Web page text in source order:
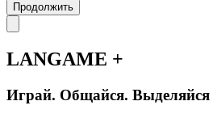
Продолжить
LANGAME +
Играй. Общайся. Выделяйся